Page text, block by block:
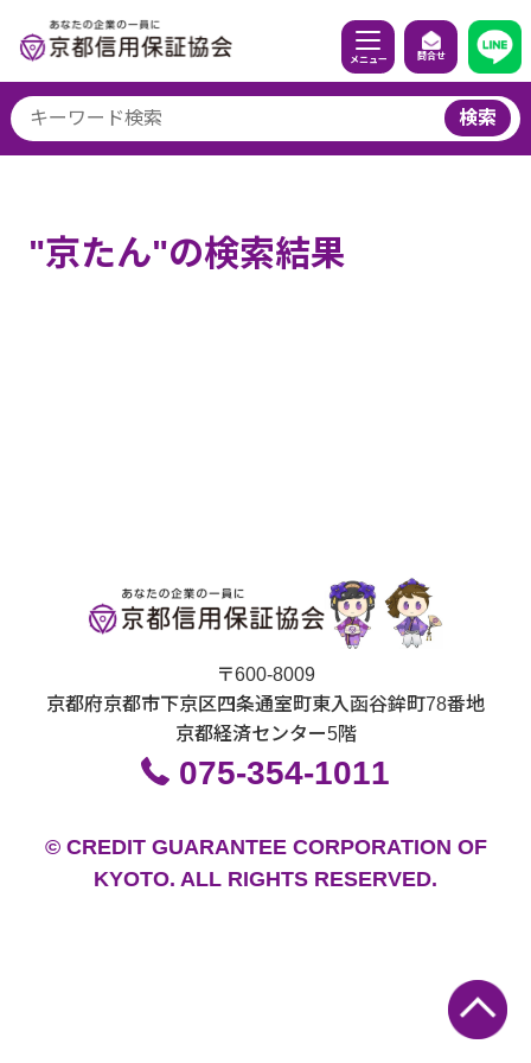
検索
"京たん"の検索結果
〒600-8009
京都府京都市下京区四条通室町東入函谷鉾町78番地
京都経済センター5階
075-354-1011
© CREDIT GUARANTEE CORPORATION OF
KYOTO. ALL RIGHTS RESERVED.
メニュー 問合せ